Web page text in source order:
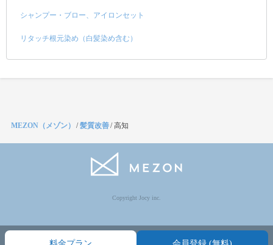
シャンプー・ブロー、アイロンセット
リタッチ根元染め（白髪染め含む）
MEZON（メゾン） /髪質改善/高知
Copyright Jocy inc.